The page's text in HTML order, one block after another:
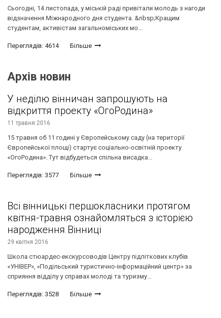
Сьогодні, 14 листопада, у міській раді привітали молодь з нагоди
відзначення Міжнародного дня студента. &nbsp;Кращим
студентам, активістам загальноміських мо...
Переглядів: 4614 Більше
Архів новин
У неділю вінничан запрошують на
відкриття проекту «ОгоРодина»
11 травня 2016
15 травня об 11 годині у Європейському саду (на території
Європейської площі) стартує соціально-освітній проекту
«ОгоРодина». Тут відбудеться спільна висадка...
Переглядів: 3577 Більше
Всі вінницькі першокласники протягом
квітня-травня ознайомляться з історією
народження Вінниці
29 квітня 2016
Школа стюардес-екскурсоводів Центру підліткових клубів
«УНІВЕР», «Подільський туристично-інформаційний центр» за
сприяння відділу у справах молоді та туризму...
Переглядів: 3528 Більше